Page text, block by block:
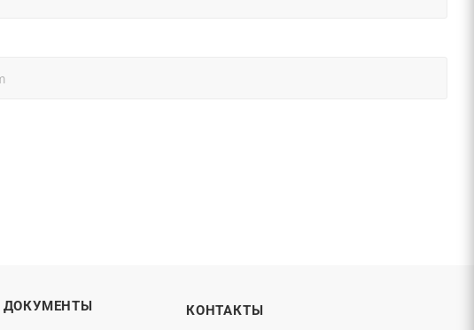
ДОКУМЕНТЫ КОНТАКТЫ